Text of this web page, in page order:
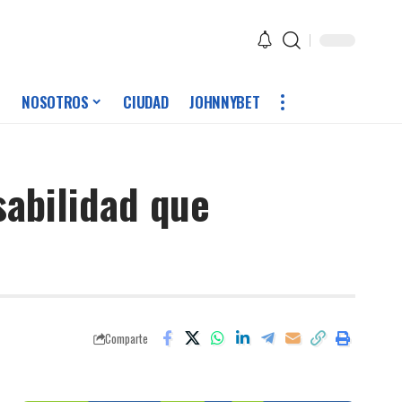
NOSOTROS CIUDAD JOHNNYBET
que
Comparte